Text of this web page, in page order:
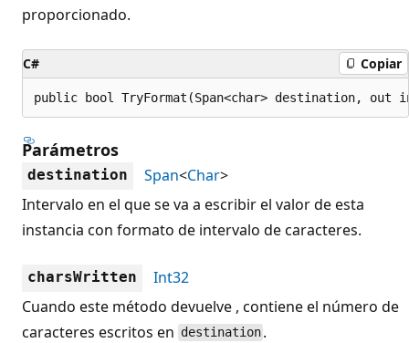
proporcionado.
C# Copiar
public bool TryFormat(Span<char> destination, out
Parámetros
destination Span<Char>
Intervalo en el que se va a escribir el valor de esta
instancia con formato de intervalo de caracteres.
charsWritten
Int32
Cuando este método devuelve , contiene el número de
caracteres escritos en destination .